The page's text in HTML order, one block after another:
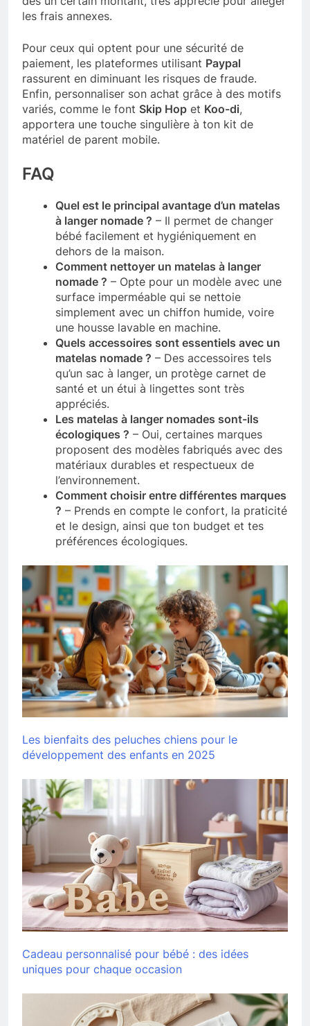
les frais annexes.
Pour ceux qui optent pour une sécurité de
paiement, les plateformes utilisant Paypal
rassurent en diminuant les risques de fraude.
Enfin, personnaliser son achat grâce à des motifs
variés, comme le font Skip Hop et Koo-di,
apportera une touche singulière à ton kit de
matériel de parent mobile.
FAQ
Quel est le principal avantage d’un matelas
à langer nomade ? – Il permet de changer
bébé facilement et hygiéniquement en
dehors de la maison.
Comment nettoyer un matelas à langer
nomade ? – Opte pour un modèle avec une
surface imperméable qui se nettoie
simplement avec un chiffon humide, voire
une housse lavable en machine.
Quels accessoires sont essentiels avec un
matelas nomade ? – Des accessoires tels
qu’un sac à langer, un protège carnet de
santé et un étui à lingettes sont très
appréciés.
Les matelas à langer nomades sont-ils
écologiques ? – Oui, certaines marques
proposent des modèles fabriqués avec des
matériaux durables et respectueux de
l’environnement.
Comment choisir entre différentes marques
? – Prends en compte le confort, la praticité
et le design, ainsi que ton budget et tes
préférences écologiques.
Les bienfaits des peluches chiens pour le
développement des enfants en 2025
Cadeau personnalisé pour bébé : des idées
uniques pour chaque occasion